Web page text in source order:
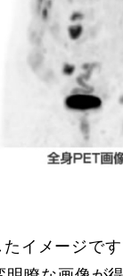
イメージです